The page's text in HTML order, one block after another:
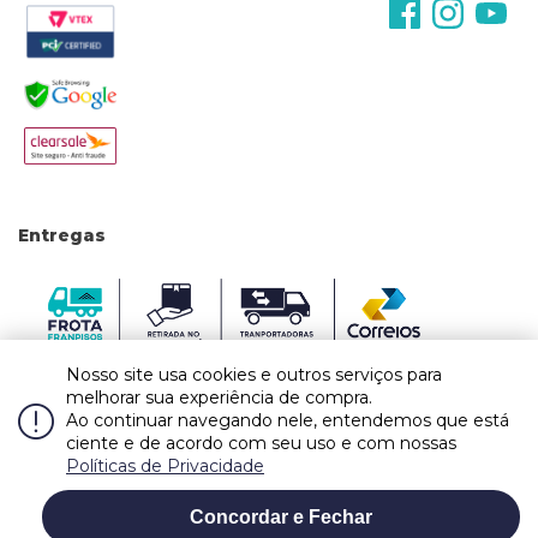
Nosso site usa cookies e outros serviços para
melhorar sua experiência de compra.
Ao continuar navegando nele, entendemos que está
ciente e de acordo com seu uso e com nossas
Políticas de Privacidade
Concordar e Fechar
Entregas
Caso haja divergências de valores nos produtos no site, o preço válido é o do carrinho
de compras. Vendas sujeitas a confirmação de estoque e análise e validação dos
dados. Fotos meramente ilustrativas.
Copyright © Todos os direitos reservados. Franpisos Materiais para Construção LTDA -
WHATSAPP